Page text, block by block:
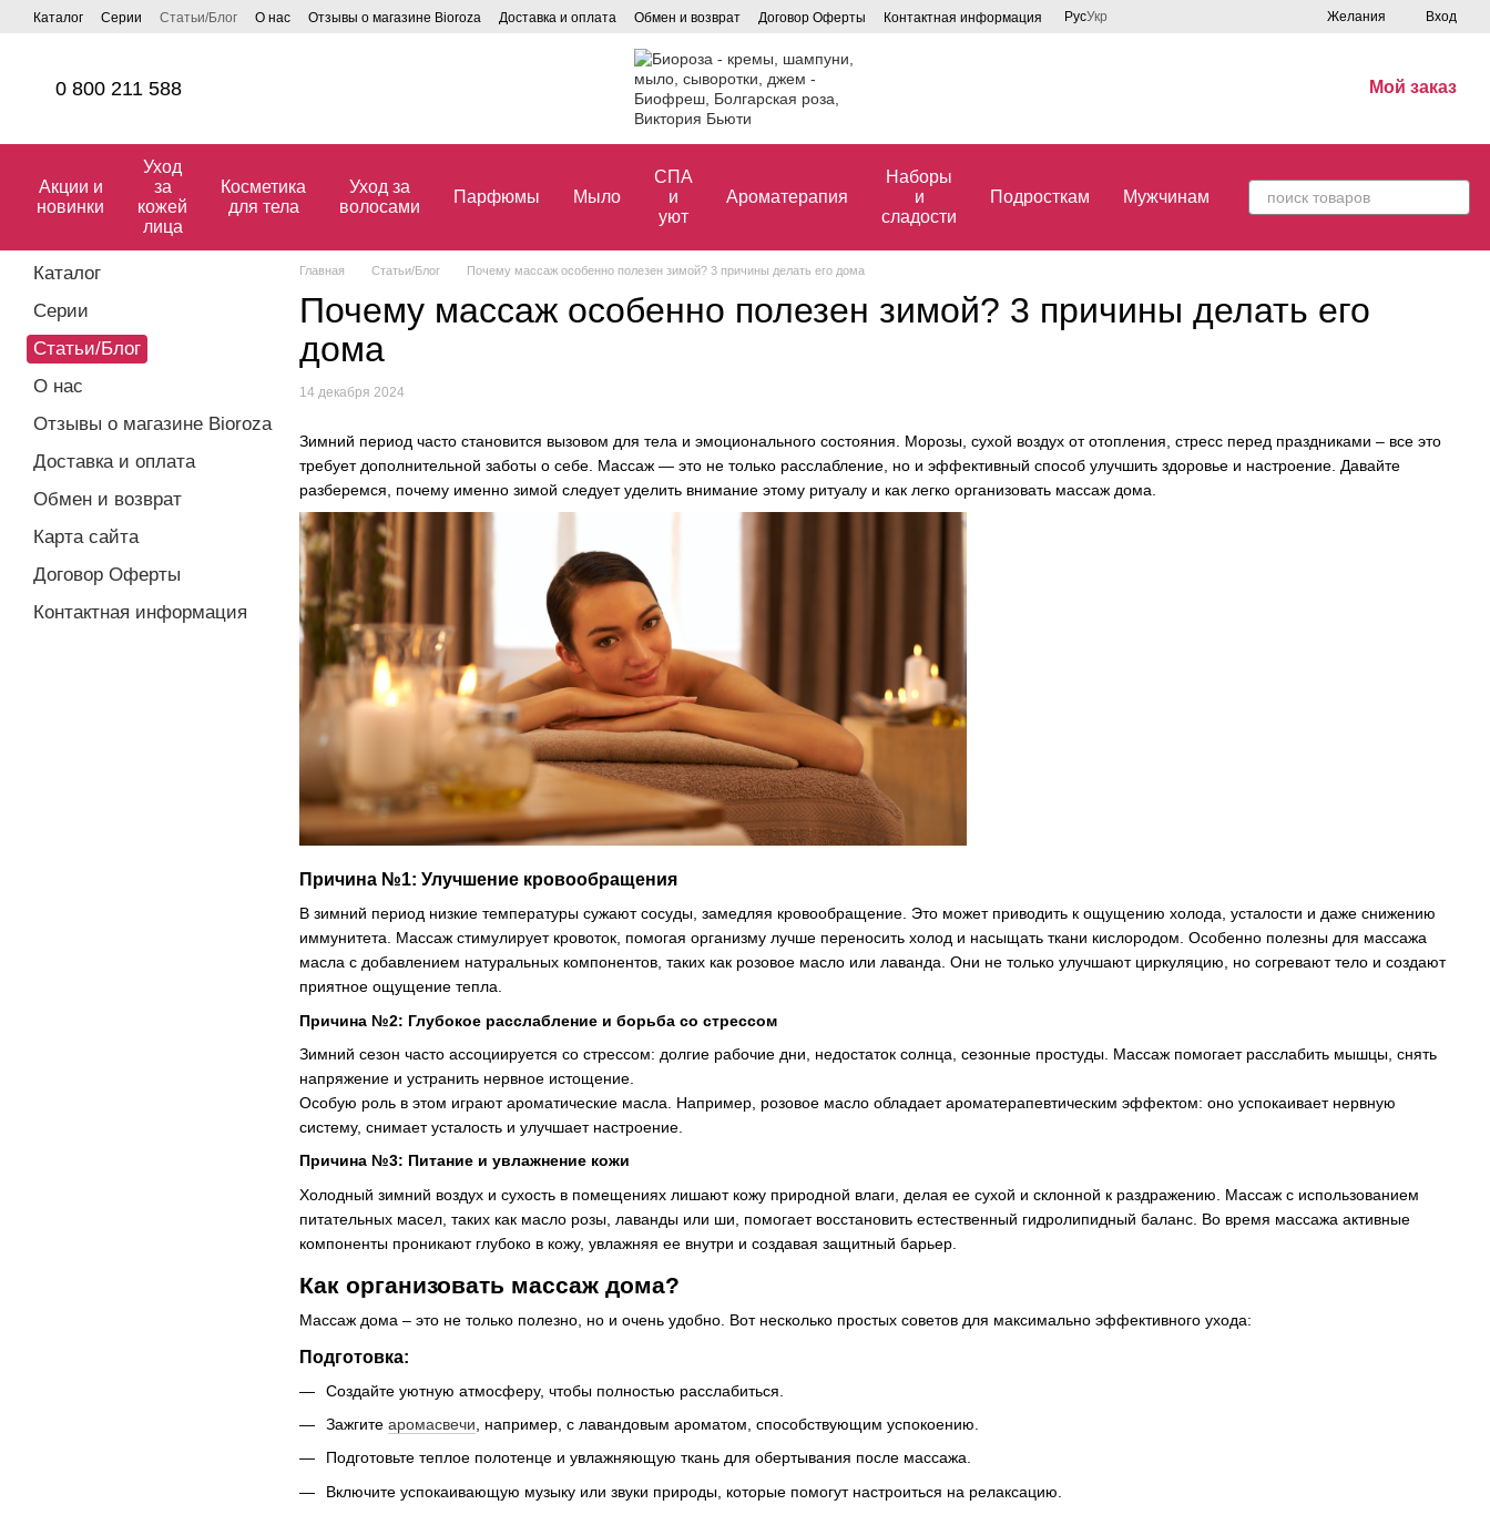
Перейти к основному контенту
Каталог Серии Статьи/Блог О нас Отзывы о магазине Bioroza Доставка и оплата Обмен и возврат Договор Оферты Контактная информация РусУкр Желания Вход
0 800 211 588 Мой заказ
Акции и
новинки
Уход
за
кожей
лица
Косметика
для тела
Уход за
волосами
Парфюмы Мыло
СПА
и
уют
Ароматерапия
Наборы
и
сладости
Подросткам Мужчинам
Главная Статьи/Блог Почему массаж особенно полезен зимой? 3 причины делать его дома
Почему массаж особенно полезен зимой? 3 причины делать его
дома
14 декабря 2024
Зимний период часто становится вызовом для тела и эмоционального состояния. Морозы, сухой воздух от отопления, стресс перед праздниками – все это
требует дополнительной заботы о себе. Массаж — это не только расслабление, но и эффективный способ улучшить здоровье и настроение. Давайте
разберемся, почему именно зимой следует уделить внимание этому ритуалу и как легко организовать массаж дома.
Причина №1: Улучшение кровообращения
В зимний период низкие температуры сужают сосуды, замедляя кровообращение. Это может приводить к ощущению холода, усталости и даже снижению
иммунитета. Массаж стимулирует кровоток, помогая организму лучше переносить холод и насыщать ткани кислородом. Особенно полезны для массажа
масла с добавлением натуральных компонентов, таких как розовое масло или лаванда. Они не только улучшают циркуляцию, но согревают тело и создают
приятное ощущение тепла.
Причина №2: Глубокое расслабление и борьба со стрессом
Зимний сезон часто ассоциируется со стрессом: долгие рабочие дни, недостаток солнца, сезонные простуды. Массаж помогает расслабить мышцы, снять
напряжение и устранить нервное истощение.
Особую роль в этом играют ароматические масла. Например, розовое масло обладает ароматерапевтическим эффектом: оно успокаивает нервную
систему, снимает усталость и улучшает настроение.
Причина №3: Питание и увлажнение кожи
Холодный зимний воздух и сухость в помещениях лишают кожу природной влаги, делая ее сухой и склонной к раздражению. Массаж с использованием
питательных масел, таких как масло розы, лаванды или ши, помогает восстановить естественный гидролипидный баланс. Во время массажа активные
компоненты проникают глубоко в кожу, увлажняя ее внутри и создавая защитный барьер.
Как организовать массаж дома?
Массаж дома – это не только полезно, но и очень удобно. Вот несколько простых советов для максимально эффективного ухода:
Подготовка:
Создайте уютную атмосферу, чтобы полностью расслабиться.
Зажгите аромасвечи , например, с лавандовым ароматом, способствующим успокоению.
Подготовьте теплое полотенце и увлажняющую ткань для обертывания после массажа.
Включите успокаивающую музыку или звуки природы, которые помогут настроиться на релаксацию.
Каталог
Серии
Статьи/Блог
О нас
Отзывы о магазине Bioroza
Доставка и оплата
Обмен и возврат
Карта сайта
Договор Оферты
Контактная информация